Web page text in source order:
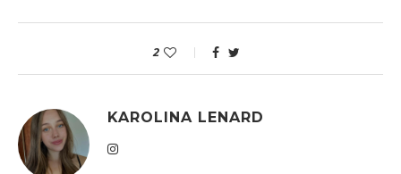
2
KAROLINA LENARD